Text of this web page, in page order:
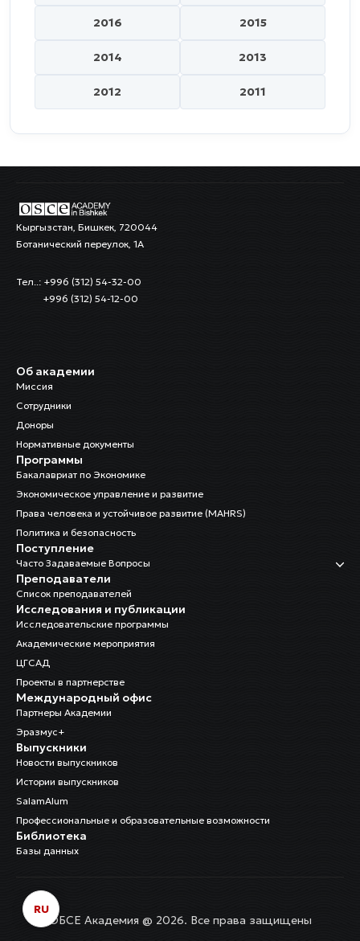
2016 2015
2014 2013
2012 2011
Кыргызстан, Бишкек, 720044
Ботанический переулок, 1А
Тел..: +996 (312) 54-32-00
+996 (312) 54-12-00
Об академии
Миссия
Сотрудники
Доноры
Нормативные документы
Программы
Бакалавриат по Экономике
Экономическое управление и развитие
Права человека и устойчивое развитие (MAHRS)
Политика и безопасность
Поступление
Часто Задаваемые Вопросы
Преподаватели
Список преподавателей
Исследования и публикации
Исследовательские программы
Академические мероприятия
ЦГСАД
Проекты в партнерстве
Международный офис
Партнеры Академии
Эразмус+
Выпускники
Новости выпускников
Истории выпускников
SalamAlum
Профессиональные и образовательные возможности
Библиотека
Базы данных
ОБСЕ Академия @ 2026. Все права защищены
RU